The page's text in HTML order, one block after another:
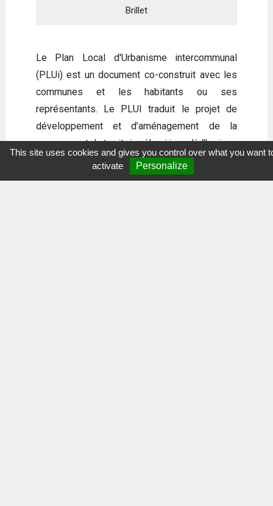
Brillet
Le Plan Local d'Urbanisme intercommunal
(PLUi) est un document co-construit avec les
communes et les habitants ou ses
représentants. Le PLUI traduit le projet de
développement et d’aménagement de la
commune et du territoire élargi jusqu'à l’horizon
2030. Il définit les grandes orientations en
matière d'équipement public, d'habitat, de
This site uses cookies and gives you control over what you want
activate
Personalize